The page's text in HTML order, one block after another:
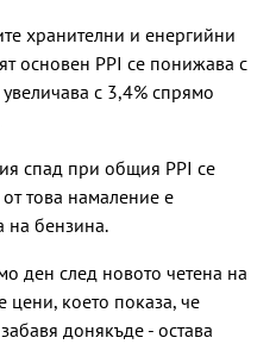
хранителни и енергийни
основен PPI се понижава с
с 3,4% спрямо
спад при общия PPI се
това намаление е
на бензина.
ден след новото четена на
цени, което показа, че
донякъде - остава